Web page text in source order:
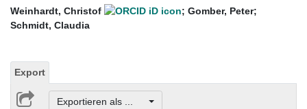
Weinhardt, Christof ; Gomber, Peter;
Schmidt, Claudia
Export
Exportieren als ...